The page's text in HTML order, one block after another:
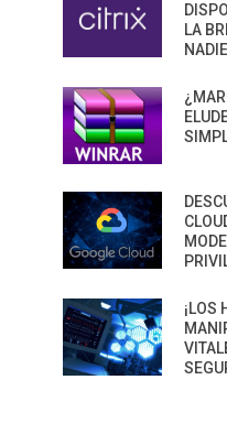
LA
¡LOS